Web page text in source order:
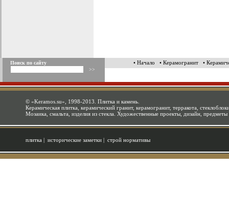
Поиск по сайту • Начало • Керамогранит •
© «Keramos.su» , 1998-2013. Плитка и камень.
Керамическая плитка, керамический гранит, керамогранит, терракота,
Мозаика, смальта, изделия из стекла. Художественные проекты, дизайн, предметы
плитка | исторические заметки | строй нормативы